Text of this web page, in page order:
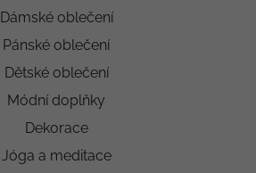
Dámské oblečení
Pánské oblečení
Dětské oblečení
Módní doplňky
Dekorace
Jóga a meditace